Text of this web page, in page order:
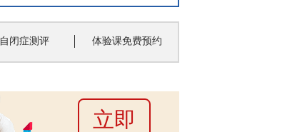
自闭症测评 体验课免费预约
立即